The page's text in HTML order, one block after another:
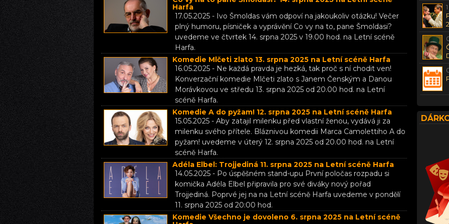
Harfa
17.05.2025 - Ivo Šmoldas vám odpoví na jakoukoliv otázku! Večer
plný humoru, písniček a vyprávění Co vy na to, pane Šmoldasi?
uvedeme ve čtvrtek 14. srpna 2025 v 19.00 hod. na Letní scéně
Harfa.
Komedie Mlčeti zlato 13. srpna 2025 na Letní scéně Harfa
16.05.2025 - Ne každá pravda je hezká, tak proč s ní chodit ven!
Konverzační komedie Mlčeti zlato s Janem Čenským a Danou
Morávkovou ve středu 13. srpna 2025 od 20.00 hod. na Letní
scéně Harfa.
Komedie A do pyžam! 12. srpna 2025 na Letní scéně Harfa
15.05.2025 - Aby zatajil milenku před vlastní ženou, vydává ji za
milenku svého přítele. Bláznivou komedii Marca Camolettiho A do
pyžam! uvedeme v úterý 12. srpna 2025 od 20.00 hod. na Letní
scéně Harfa.
Adéla Elbel: Trojjediná 11. srpna 2025 na Letní scéně Harfa
14.05.2025 - Po úspěšném stand-upu První poločas rozpadu si
komička Adéla Elbel připravila pro své diváky nový pořad
Trojjediná. Poprvé jej na na Letní scéně Harfa uvedeme v pondělí
11. srpna 2025 od 20:00 hod.
Komedie Všechno je dovoleno 6. srpna 2025 na Letní scéně